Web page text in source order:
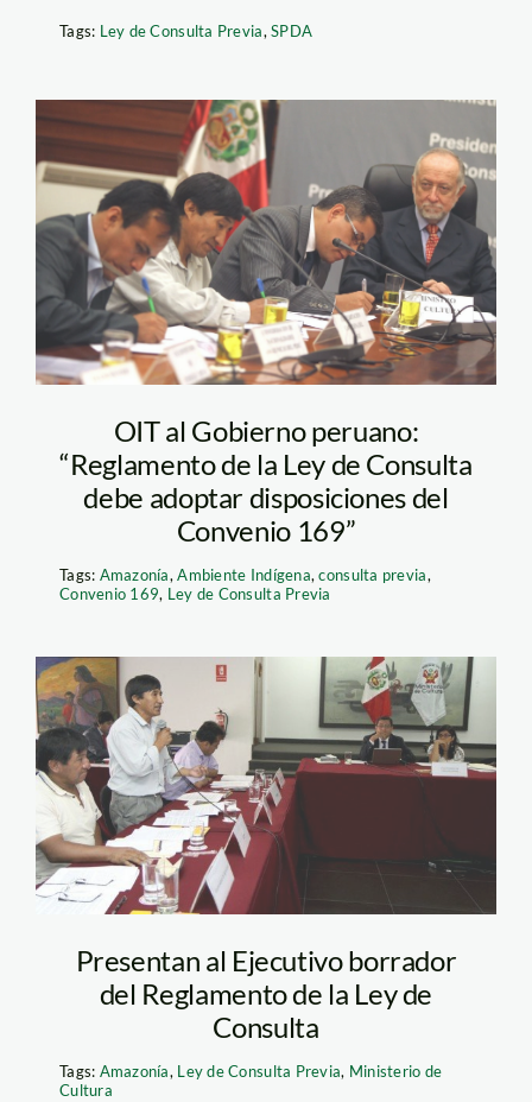
Tags: Ley de Consulta Previa,SPDA
consulta
previa_andina
OIT al Gobierno peruano:
“Reglamento de la Ley de Consulta
debe adoptar disposiciones del
Convenio 169”
Tags: Amazonía,Ambiente Indígena,consulta previa,
Convenio 169, Ley de Consulta Previa
ley_de_consulta_previa
Presentan al Ejecutivo borrador
del Reglamento de la Ley de
Consulta
Tags: Amazonía, Ley de Consulta Previa, Ministerio de
Cultura